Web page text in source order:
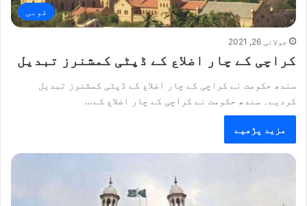
قومی
جولائی 26, 2021
کراچی کے چار اضلاع کے ڈپٹی کمشنرز تبدیل
سندھ حکومت نے کراچی کے چار اضلاع کے ڈپٹی کمشنرز تبدیل
کردیے۔ سندھ حکومت نے کراچی کے چار اضلاع کے…
مزید پڑھیے